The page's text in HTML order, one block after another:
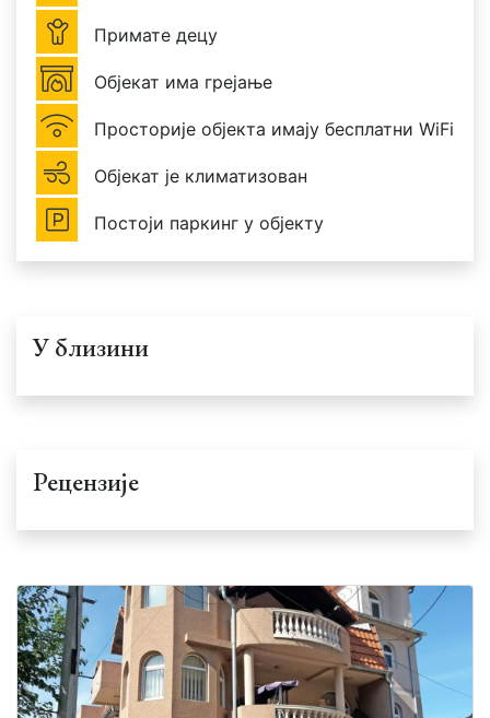
Примате децу
Објекат има грејање
Просторије објекта имају бесплатни WiFi
Објекат је климатизован
Постоји паркинг у објекту
У близини
Рецензије